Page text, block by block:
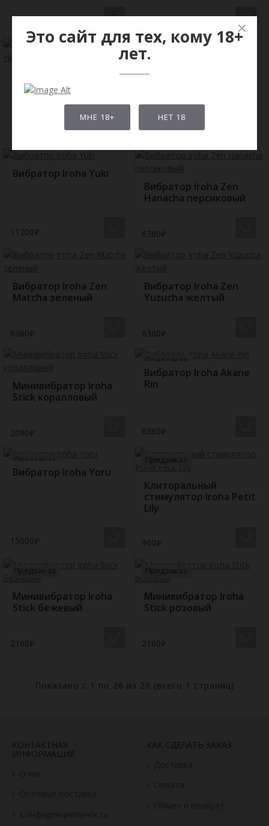
Это сайт для тех, кому 18+
лет.
МНЕ 18+ НЕТ 18
14910
Ukidama Hoshi
светящийся
10440
Вибратор Iroha
10440
Вибратор Iroha Yuki
11200
Вибратор Iroha Zen
Hanacha персиковый
6360
Вибратор Iroha Zen
Matcha зеленый
6360
Вибратор Iroha Zen
Yuzucha желтый
6360
Минивибратор Iroha
Stick коралловый
2090
Предзаказ
Вибратор Iroha Akane
Rin
6360
Предзаказ
Вибратор Iroha Yoru
15000
Предзаказ
Клиторальный
стимулятор Iroha Petit
Lily
960
Предзаказ
Минивибратор Iroha
Stick бежевый
2160
Предзаказ
Минивибратор Iroha
Stick розовый
2160
Показано с 1 по 26 из 26 (всего 1 страниц)
КОНТАКТНАЯ
ИНФОРМАЦИЯ
КАК СДЕЛАТЬ ЗАКАЗ